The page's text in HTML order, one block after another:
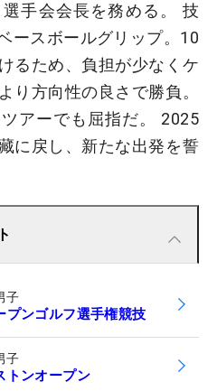
手会会長を務める。 技
ースボールグリップ。10
るため、負担が少なくケ
り方向性の良さで勝負。
アーでも屈指だ。 2025
に戻し、新たな出発を誓
子
プンゴルフ選手権競技
子
トンオープン